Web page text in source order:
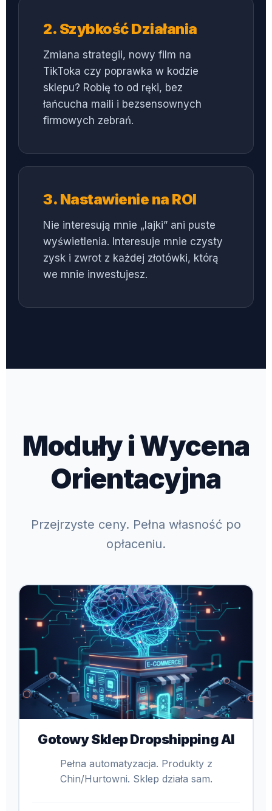
2. Szybkość Działania
Zmiana strategii, nowy film na
TikToka czy poprawka w kodzie
sklepu? Robię to od ręki, bez
łańcucha maili i bezsensownych
firmowych zebrań.
3. Nastawienie na ROI
Nie interesują mnie „lajki” ani puste
wyświetlenia. Interesuje mnie czysty
zysk i zwrot z każdej złotówki, którą
we mnie inwestujesz.
Moduły i Wycena
Orientacyjna
Przejrzyste ceny. Pełna własność po
opłaceniu.
Gotowy Sklep Dropshipping AI
Pełna automatyzacja. Produkty z
Chin/Hurtowni. Sklep działa sam.